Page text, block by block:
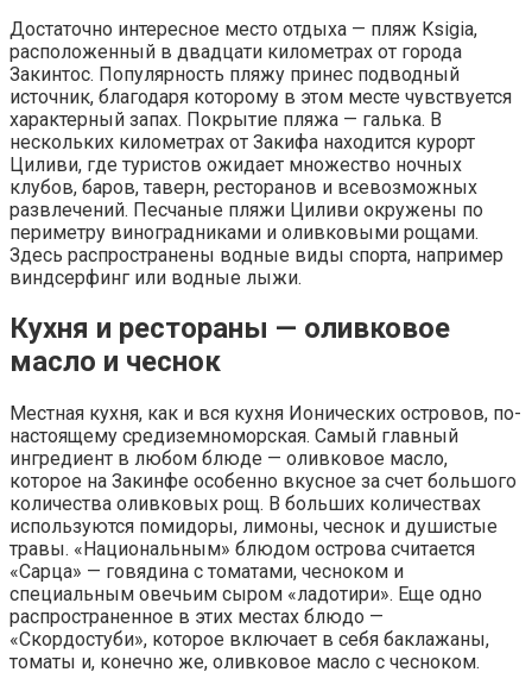
Достаточно интересное место отдыха — пляж Ksigia,
расположенный в двадцати километрах от города
Закинтос. Популярность пляжу принес подводный
источник, благодаря которому в этом месте чувствуется
характерный запах. Покрытие пляжа — галька. В
нескольких километрах от Закифа находится курорт
Циливи, где туристов ожидает множество ночных
клубов, баров, таверн, ресторанов и всевозможных
развлечений. Песчаные пляжи Циливи окружены по
периметру виноградниками и оливковыми рощами.
Здесь распространены водные виды спорта, например
виндсерфинг или водные лыжи.
Кухня и рестораны — оливковое
масло и чеснок
Местная кухня, как и вся кухня Ионических островов, по-
настоящему средиземноморская. Самый главный
ингредиент в любом блюде — оливковое масло,
которое на Закинфе особенно вкусное за счет большого
количества оливковых рощ. В больших количествах
используются помидоры, лимоны, чеснок и душистые
травы. «Национальным» блюдом острова считается
«Сарца» — говядина с томатами, чесноком и
специальным овечьим сыром «ладотири». Еще одно
распространенное в этих местах блюдо —
«Скордостуби», которое включает в себя баклажаны,
томаты и, конечно же, оливковое масло с чесноком.